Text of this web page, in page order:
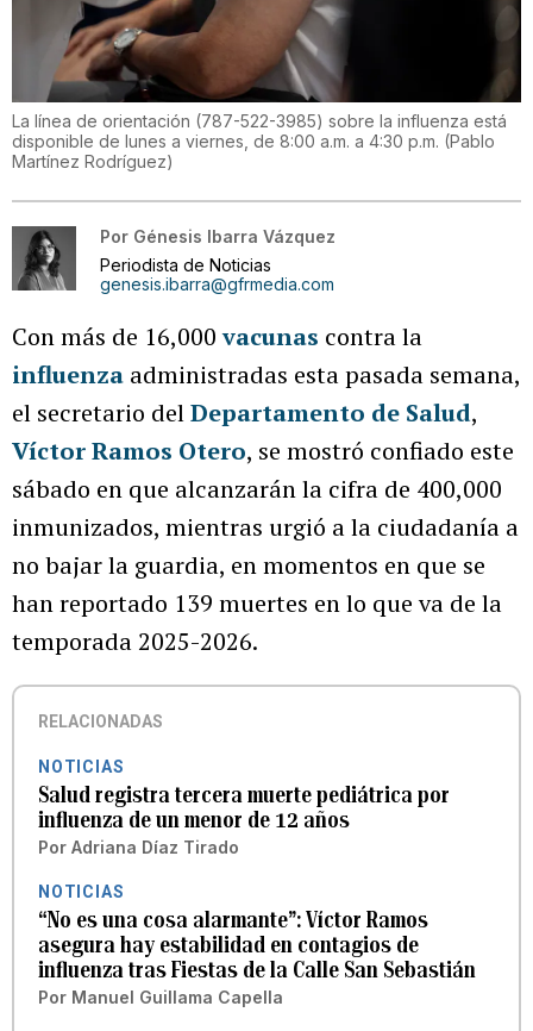
La línea de orientación (787-522-3985) sobre la influenza está
disponible de lunes a viernes, de 8:00 a.m. a 4:30 p.m. (Pablo
Martínez Rodríguez)
Por Génesis Ibarra Vázquez
Periodista de Noticias
genesis.ibarra@gfrmedia.com
Con más de 16,000vacunas contra la
influenza administradas esta pasada semana,
el secretario delDepartamento de Salud,
Víctor Ramos Otero, se mostró confiado este
sábado en que alcanzarán la cifra de 400,000
inmunizados, mientras urgió a la ciudadanía a
no bajar la guardia, en momentos en que se
han reportado 139 muertes en lo que va de la
temporada 2025-2026.
RELACIONADAS
NOTICIAS
Salud registra tercera muerte pediátrica por
influenza de un menor de 12 años
Por Adriana Díaz Tirado
NOTICIAS
“No es una cosa alarmante”: Víctor Ramos
asegura hay estabilidad en contagios de
influenza tras Fiestas de la Calle San Sebastián
Por Manuel Guillama Capella